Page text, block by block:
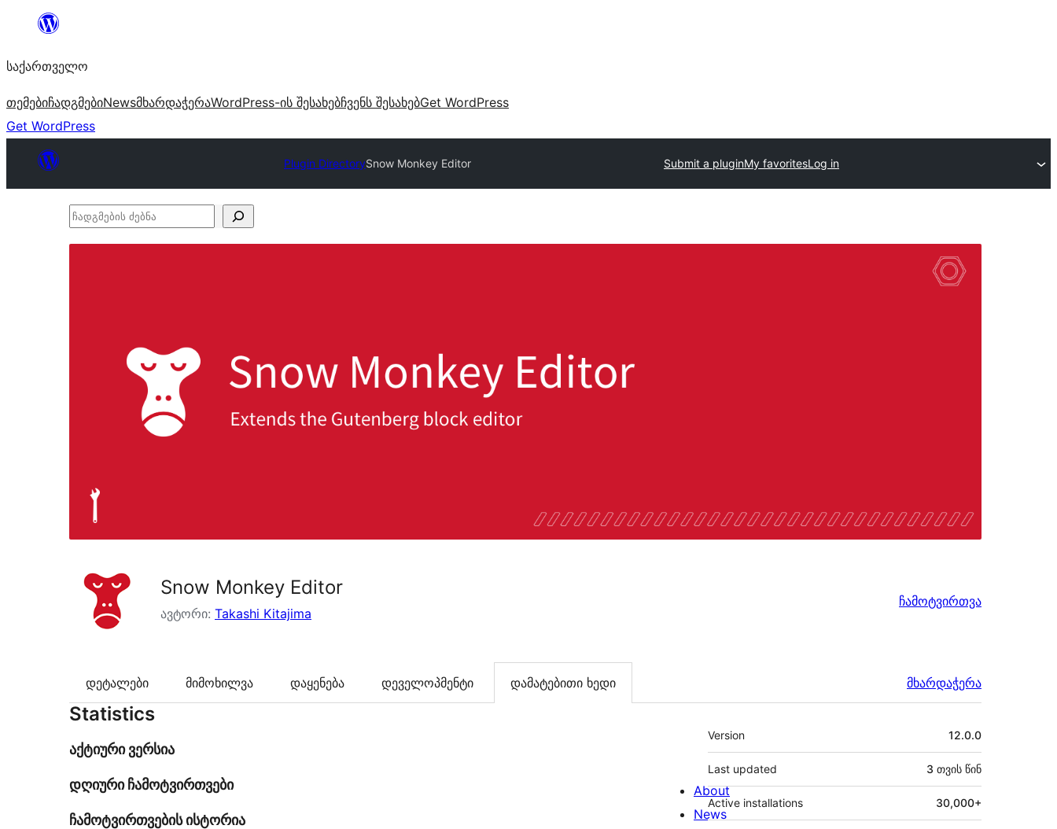
შიგთავსზე
საქართველო
თემებიჩადგმებიNewsმხარდაჭერაWordPress-ის შესახებჩვენს შესახებGet WordPress
Get WordPress
Plugin DirectorySnow Monkey Editor Submit a pluginMy favoritesLog in
ჩადგმების
Snow Monkey Editor
ავტორი: Takashi Kitajima
ჩამოტვირთვა
დეტალები მიმოხილვა დაყენება დეველოპმენტი დამატებითი ხედი მხარდაჭერა
Statistics
აქტიური ვერსია
დღიური ჩამოტვირთვები
ჩამოტვირთვების ისტორია
მეტა
Version 12.0.0
Last updated 3 თვის წინ
Active installations 30,000+
About
News